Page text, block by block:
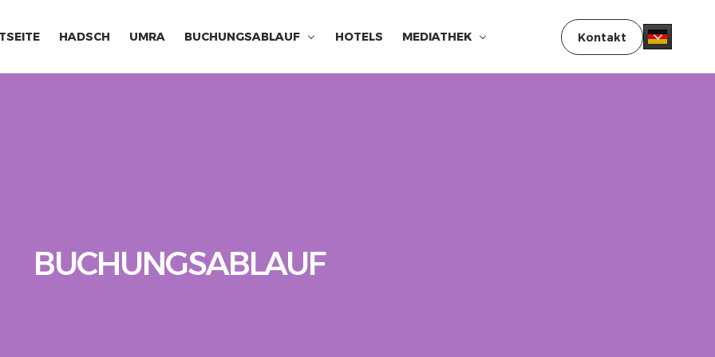
Kontakt
HADSCH UMRA BUCHUNGSABLAUF HOTELS MEDIATHEK
BUCHUNGSABLAUF